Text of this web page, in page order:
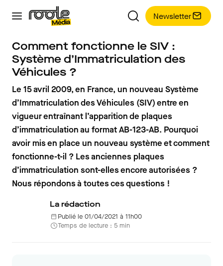
Newsletter
Comment fonctionne le SIV :
Système d’Immatriculation des
Véhicules ?
Le 15 avril 2009, en France, un nouveau Système
d’Immatriculation des Véhicules (SIV) entre en
vigueur entraînant l’apparition de plaques
d’immatriculation au format AB-123-AB. Pourquoi
avoir mis en place un nouveau système et comment
fonctionne-t-il ? Les anciennes plaques
d’immatriculation sont-elles encore autorisées ?
Nous répondons à toutes ces questions !
La rédaction
Publié le 01/04/2021 à 11h00
Temps de lecture : 5 min